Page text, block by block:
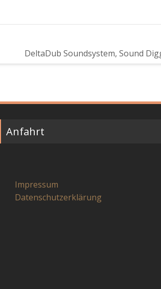
DeltaDub Soundsystem, Sound
Anfahrt
Impressum
Datenschutzerklärung